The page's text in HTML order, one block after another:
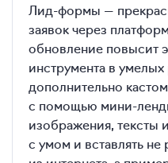
Лид-формы —
заявок через
обновление повысит
инструмента в
дополнительно
с помощью мини-
изображения, тексты
с умом и вставлять